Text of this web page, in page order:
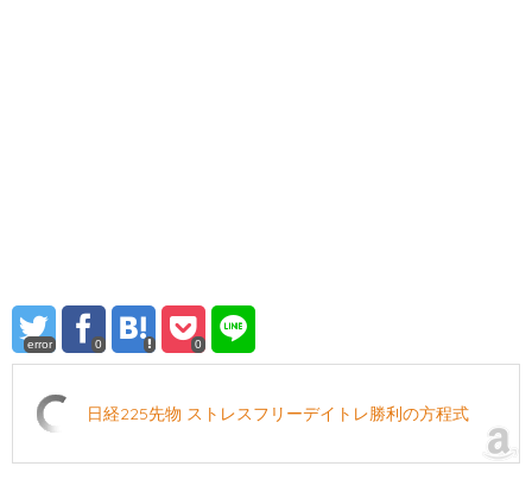
error 0 0
日経225先物 ストレスフリーデイトレ勝利の方程式